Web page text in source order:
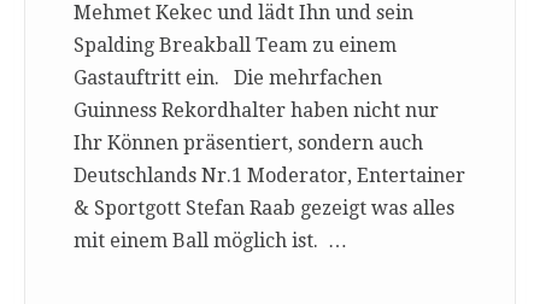
Mehmet Kekec und lädt Ihn und sein
Spalding Breakball Team zu einem
Gastauftritt ein. Die mehrfachen
Guinness Rekordhalter haben nicht nur
Ihr Können präsentiert, sondern auch
Deutschlands Nr.1 Moderator, Entertainer
& Sportgott Stefan Raab gezeigt was alles
mit einem Ball möglich ist. …